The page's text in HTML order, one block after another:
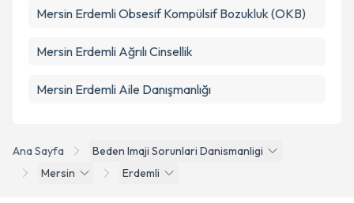
Ana Sayfa
Beden Imaji Sorunlari Danismanligi
Mersin
Erdemli
Mersin Erdemli Obsesif Kompülsif Bozukluk (OKB)
Mersin Erdemli Ağrılı Cinsellik
Mersin Erdemli Aile Danışmanlığı